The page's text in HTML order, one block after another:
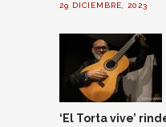
29 DICIEMBRE, 2023
‘El Torta vive’